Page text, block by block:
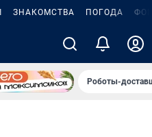
ЗНАКОМСТВА ПОГОДА
Роботы-